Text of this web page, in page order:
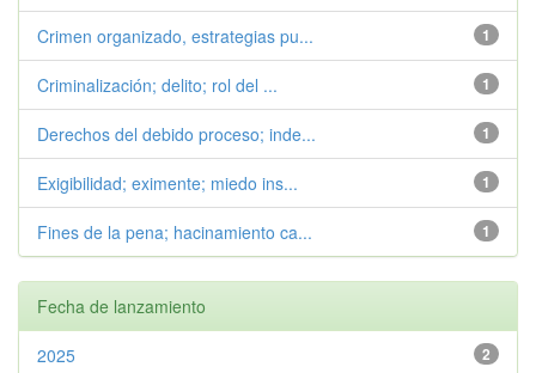
1
Crimen organizado, estrategias pu...
1
Criminalización; delito; rol del ...
1
Derechos del debido proceso; inde...
1
Exigibilidad; eximente; miedo ins...
1
Fines de la pena; hacinamiento ca...
Fecha de lanzamiento
2
2025